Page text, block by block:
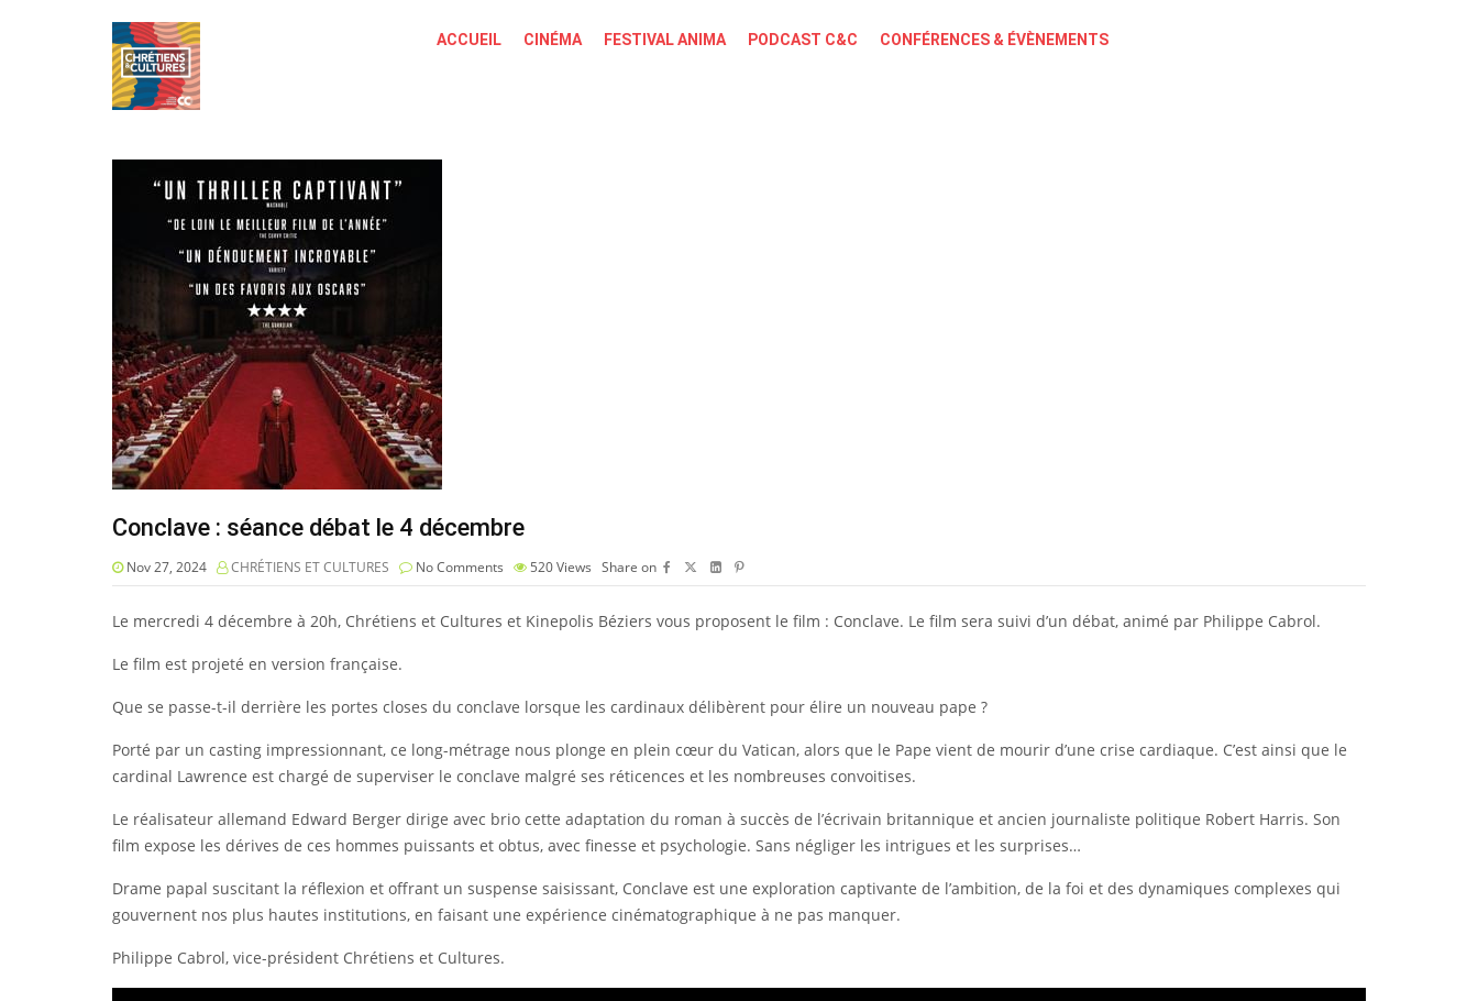
ACCUEIL CINÉMA FESTIVAL ANIMA PODCAST C&C CONFÉRENCES & ÉVÈNEMENTS
Conclave : séance débat le 4 décembre
Nov 27, 2024 CHRÉTIENS ET CULTURES No Comments 520Views Share on
Le mercredi 4 décembre à 20h, Chrétiens et Cultures et Kinepolis Béziers vous proposent le film : Conclave. Le film sera suivi d’un débat, animé par Philippe Cabrol.
Le film est projeté en version française.
Que se passe-t-il derrière les portes closes du conclave lorsque les cardinaux délibèrent pour élire un nouveau pape ?
Porté par un casting impressionnant, ce long-métrage nous plonge en plein cœur du Vatican, alors que le Pape vient de mourir d’une crise cardiaque. C’est ainsi que le
cardinal Lawrence est chargé de superviser le conclave malgré ses réticences et les nombreuses convoitises.
Le réalisateur allemand Edward Berger dirige avec brio cette adaptation du roman à succès de l’écrivain britannique et ancien journaliste politique Robert Harris. Son
film expose les dérives de ces hommes puissants et obtus, avec finesse et psychologie. Sans négliger les intrigues et les surprises…
Drame papal suscitant la réflexion et offrant un suspense saisissant, Conclave est une exploration captivante de l’ambition, de la foi et des dynamiques complexes qui
gouvernent nos plus hautes institutions, en faisant une expérience cinématographique à ne pas manquer.
Philippe Cabrol, vice-président Chrétiens et Cultures.